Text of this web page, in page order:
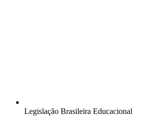
Legislação Brasileira Educacional